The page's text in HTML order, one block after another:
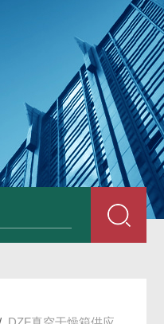
试验箱 YFX-150,盐雾腐蚀试